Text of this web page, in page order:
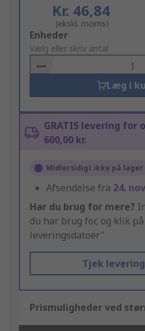
Kr. 46,84
(ekskl. moms)
Add
to
Basket
Enheder
Vælg eller skriv antal
Læg i
GRATIS levering for
600,00 kr.
Midlertidigt ikke på lager
Afsendelse fra 24.
Har du brug for mere?
du har brug for, og klik
leveringsdatoer"
Tjek
Prismuligheder ved